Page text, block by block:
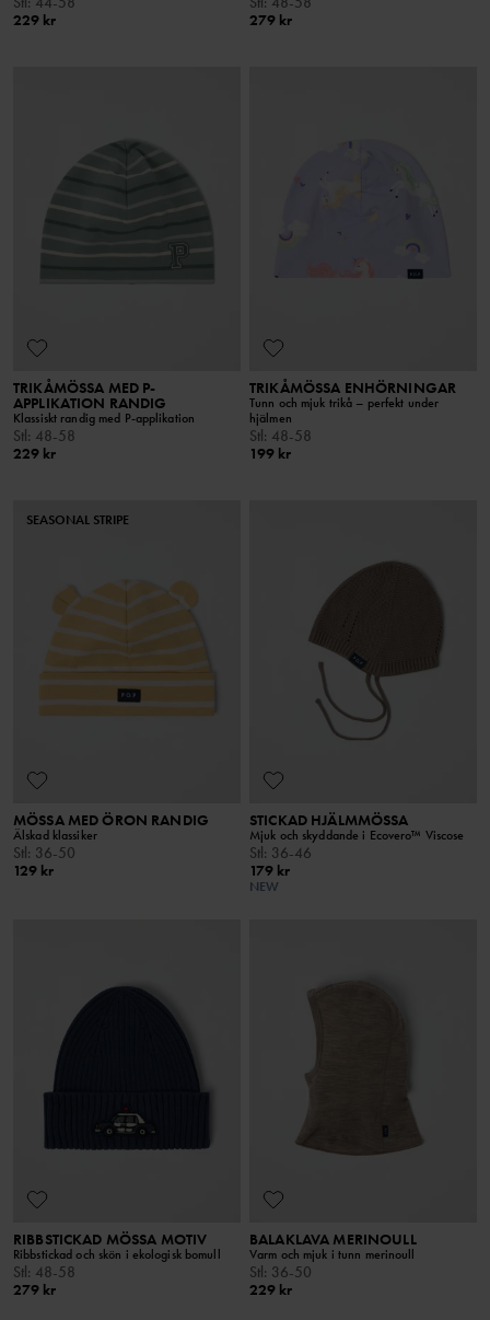
229 kr
279 kr
TRIKÅMÖSSA MED P-
APPLIKATION RANDIG
Klassiskt randig med P-applikation
Stl: 48-58
229 kr
TRIKÅMÖSSA ENHÖRNINGAR
Tunn och mjuk trikå – perfekt under
hjälmen
Stl: 48-58
199 kr
SEASONAL STRIPE
MÖSSA MED ÖRON RANDIG
Älskad klassiker
Stl: 36-50
129 kr
STICKAD HJÄLMMÖSSA
Mjuk och skyddande i Ecovero™ Viscose
Stl: 36-46
179 kr
NEW
RIBBSTICKAD MÖSSA MOTIV
Ribbstickad och skön i ekologisk bomull
Stl: 48-58
279 kr
BALAKLAVA MERINOULL
Varm och mjuk i tunn merinoull
Stl: 36-50
229 kr